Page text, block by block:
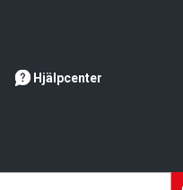
Hjälpcenter